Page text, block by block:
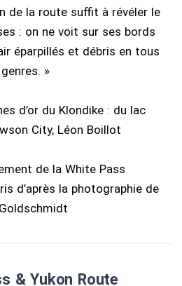
de la route suffit à révéler le
: on ne voit sur ses bords
éparpillés et débris en tous
genres. »
d’or du Klondike : du lac
City, Léon Boillot
de la White Pass
d’après la photographie de
& Yukon Route